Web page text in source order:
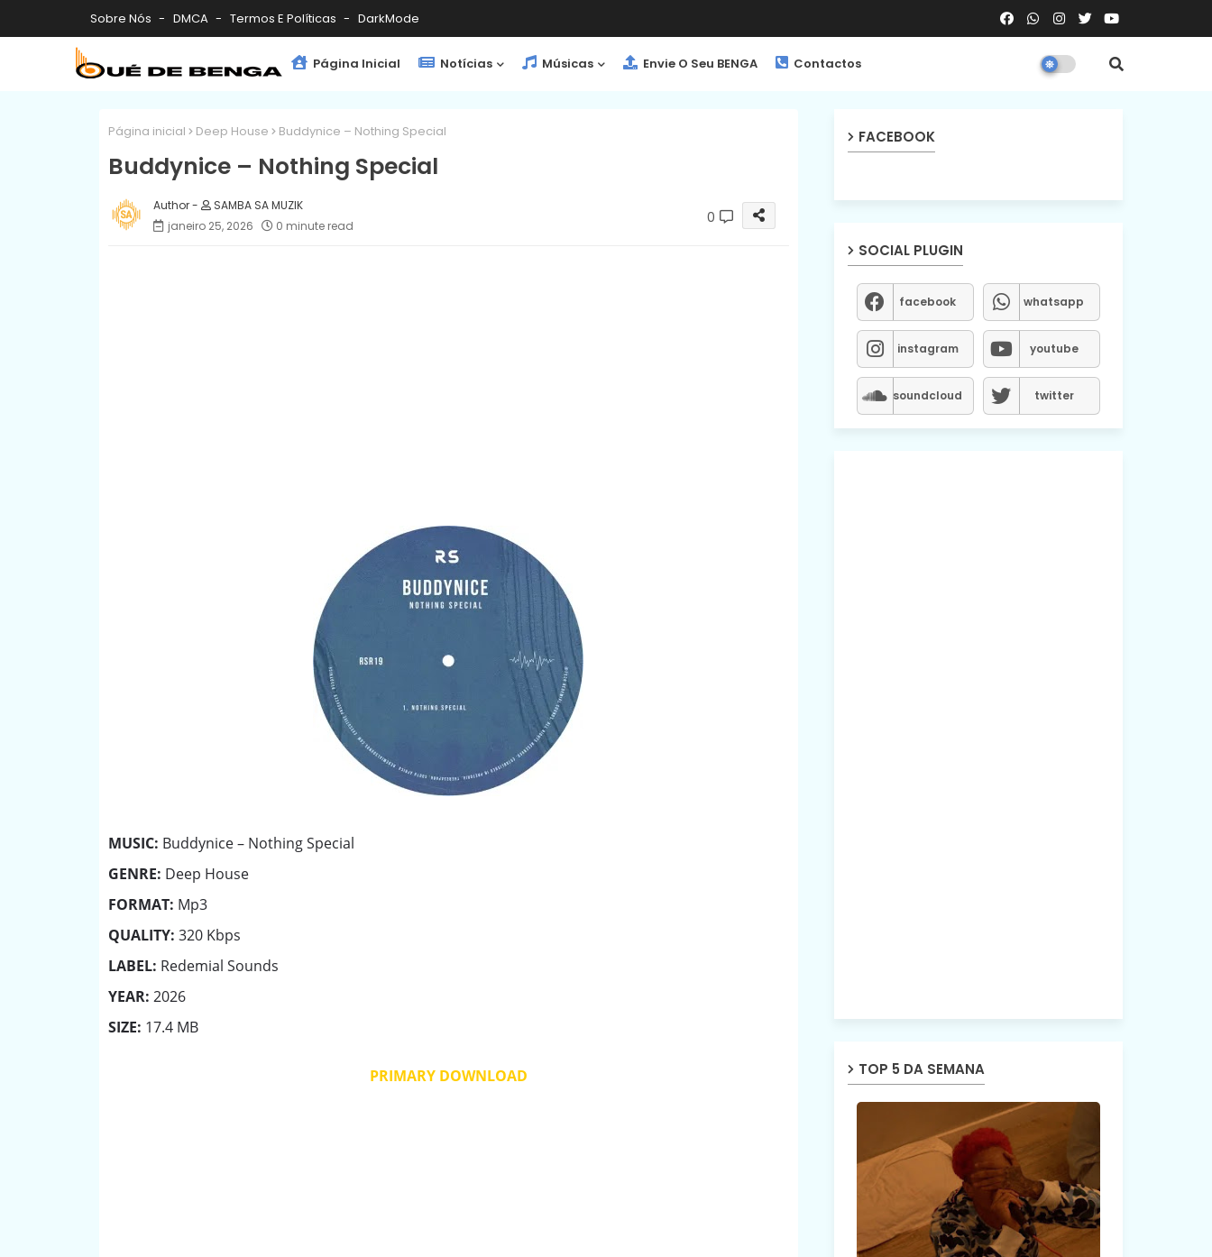
Sobre Nós DMCA Termos E Políticas DarkMode
Página Inicial Notícias Músicas Envie O Seu BENGA Contactos
Página inicial Deep House Buddynice – Nothing Special
Buddynice – Nothing Special
SAMBA SA MUZIK
janeiro 25, 2026
0 minute read 0
MUSIC: Buddynice – Nothing Special
GENRE: Deep House
FORMAT: Mp3
QUALITY: 320 Kbps
LABEL: Redemial Sounds
YEAR: 2026
SIZE: 17.4 MB
PRIMARY DOWNLOAD
FACEBOOK
SOCIAL PLUGIN
facebook whatsapp
instagram youtube
soundcloud twitter
TOP 5 DA SEMANA